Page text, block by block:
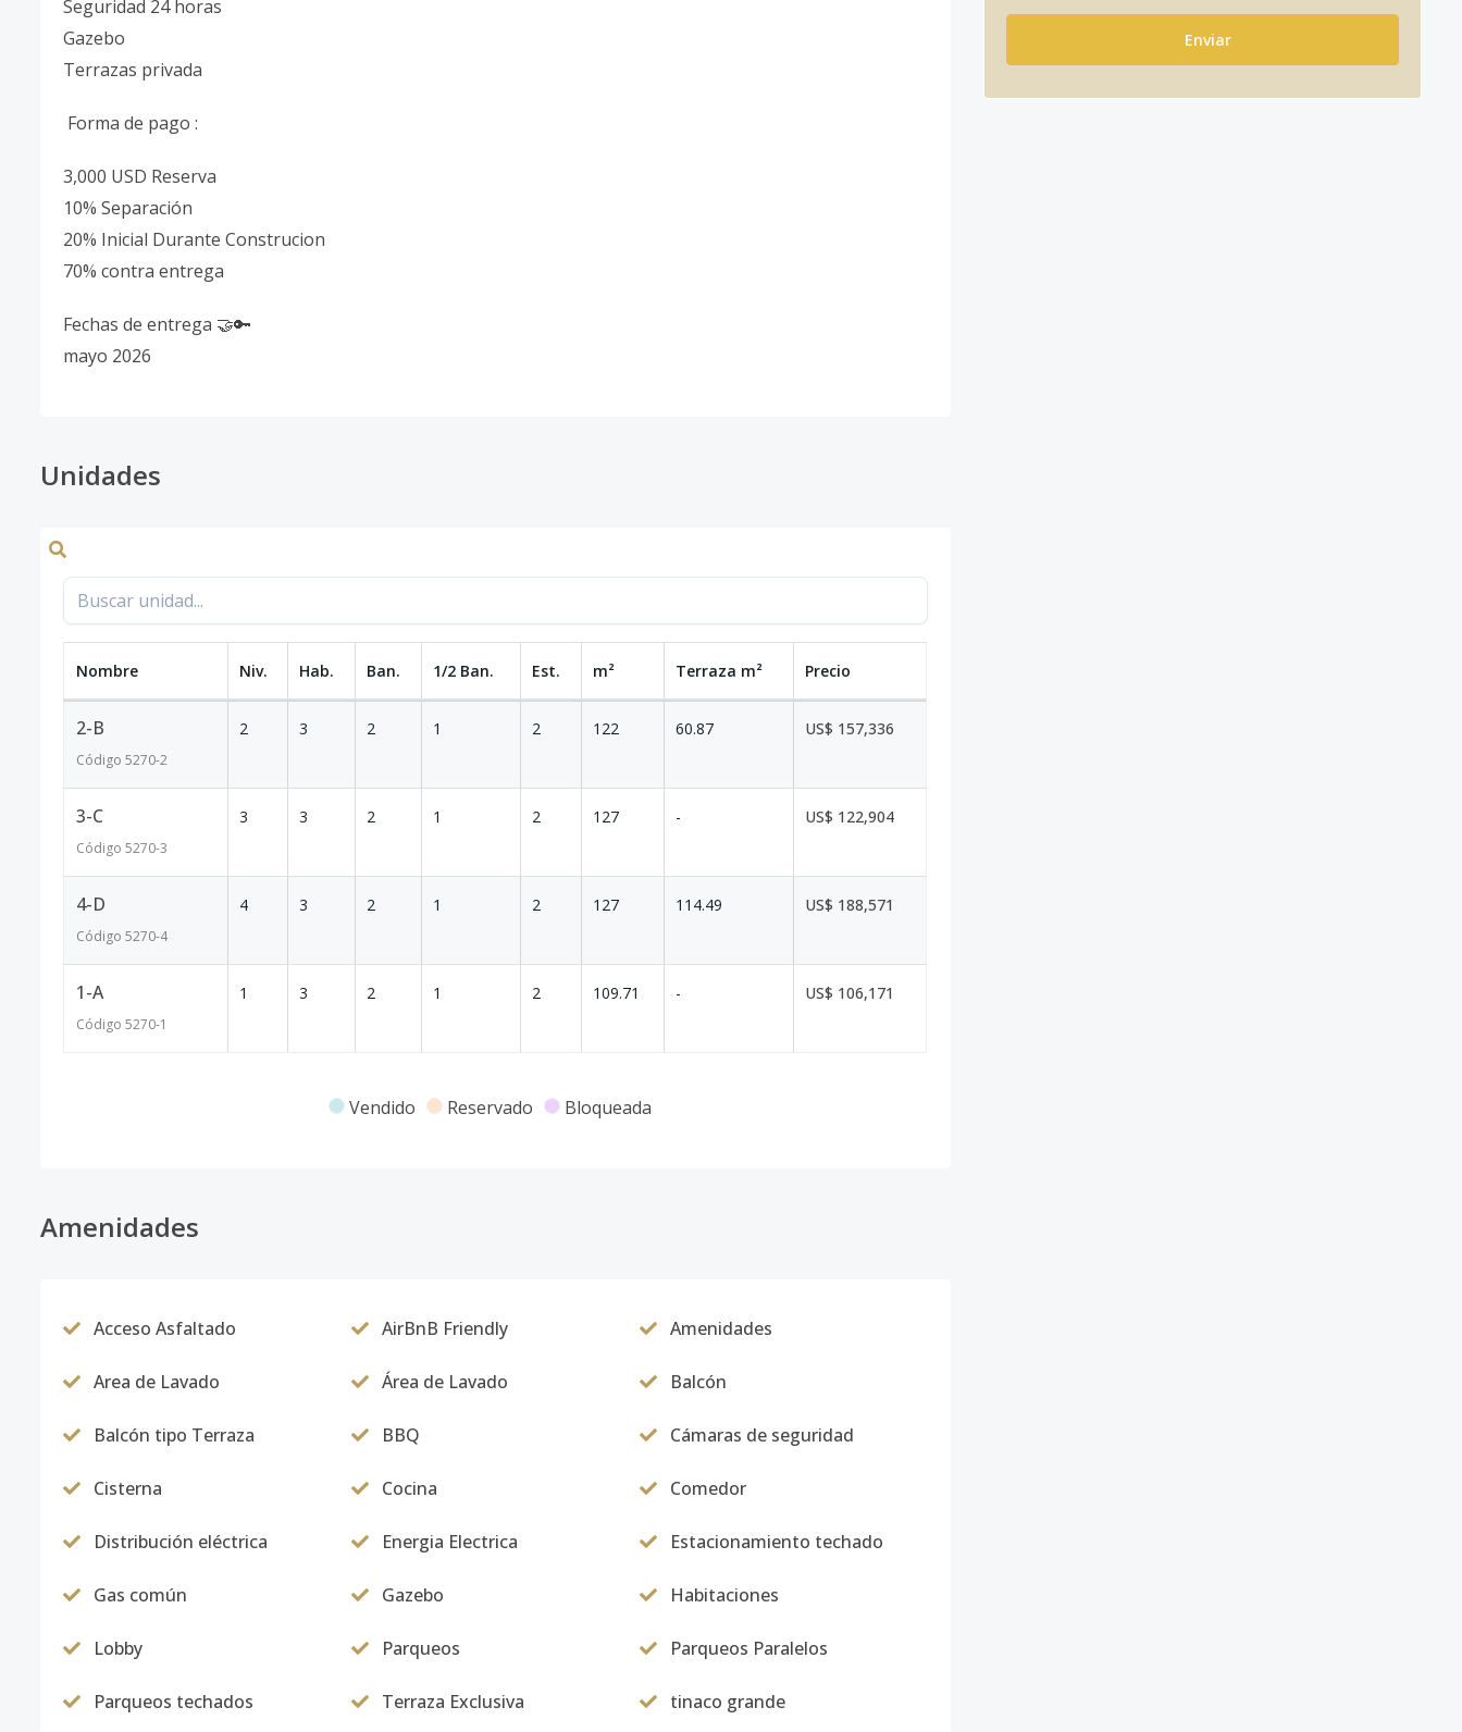
Seguridad 24 horas
Gazebo
Terrazas privada
Forma de pago :
3,000 USD Reserva
10% Separación
20% Inicial Durante Construcion
70% contra entrega
Fechas de entrega 🤝🔑
mayo 2026
Unidades
Nombre Niv. Hab. Ban. 1/2 Ban. Est. m² Terraza m² Precio
2-B
Código 5270-2
2 3 2 1 2 122 60.87 US$ 157,336
3-C
Código 5270-3
3 3 2 1 2 127 - US$ 122,904
4-D
Código 5270-4
4 3 2 1 2 127 114.49 US$ 188,571
1-A
Código 5270-1
1 3 2 1 2 109.71 - US$ 106,171
Vendido Reservado Bloqueada
Amenidades
Acceso Asfaltado AirBnB Friendly Amenidades
Area de Lavado Área de Lavado Balcón
Balcón tipo Terraza BBQ Cámaras de seguridad
Cisterna Cocina Comedor
Distribución eléctrica Energia Electrica Estacionamiento techado
Gas común Gazebo Habitaciones
Lobby Parqueos Parqueos Paralelos
Parqueos techados Terraza Exclusiva tinaco grande
Enviar